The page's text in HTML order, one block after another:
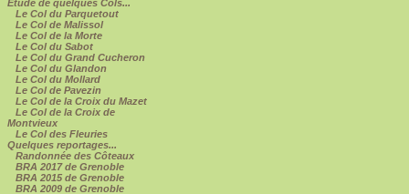
Etude de quelques Cols...
Le Col du Parquetout
Le Col de Malissol
Le Col de la Morte
Le Col du Sabot
Le Col du Grand Cucheron
Le Col du Glandon
Le Col du Mollard
Le Col de Pavezin
Le Col de la Croix du Mazet
Le Col de la Croix de
Montvieux
Le Col des Fleuries
Quelques reportages...
Randonnée des Côteaux
BRA 2017 de Grenoble
BRA 2015 de Grenoble
BRA 2009 de Grenoble